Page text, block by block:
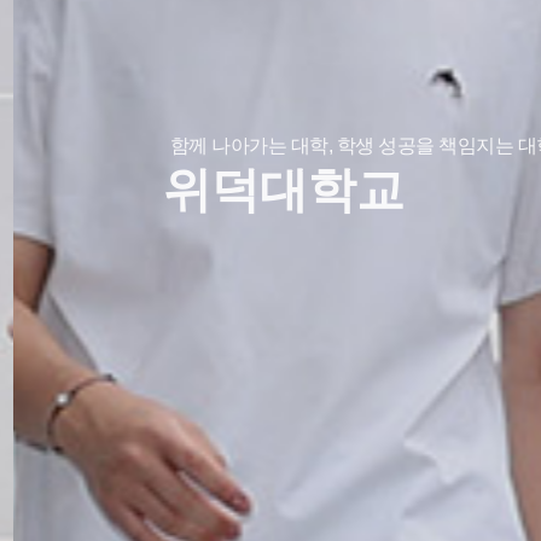
함께 나아가는 대학, 학생 성공을 책임지는 대
위덕대학교